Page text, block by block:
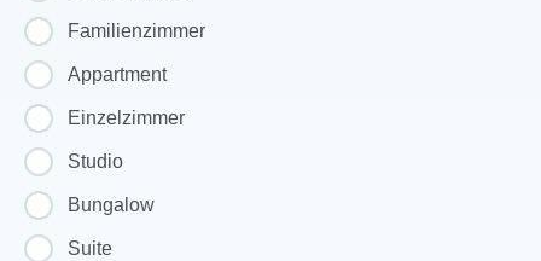
Familienzimmer
Appartment
Einzelzimmer
Studio
Bungalow
Suite